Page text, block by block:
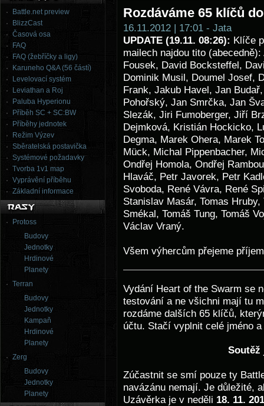
Battle.net preview
BlizzCast
Časová osa
FAQ
FAQ (žebříčky a ligy)
Karuneho Q&A (56 částí)
Levelovací systém
Leviathan a Roj
Paluba Hyperionu
Příběh SC + SC:BW
Příběhy jednotek
Režim Výzev
Sběratelská postavička
Systémové požadavky
Tvorba 1v1 map
Vyprávění příběhu
Základní informace
Protoss
Budovy
Jednotky
Hrdinové
Planety
Terran
Budovy
Jednotky
Kampaň
Hrdinové
Planety
Zerg
Budovy
Jednotky
Planety
Rozdáváme 65 klíčů
16.11.2012 | 17:01 - Jata
UPDATE (19.11. 08:26): Klíče
mailech najdou tito
Fousek, David Bocksteffel,
Dominik Musil, Doumel Josef,
Frank, Jakub Havel, Jan
Pohořský, Jan Smrčka, Jan
Slezák, Jiri Fumoberger, Jiří
Dejmková, Kristián Hockicko,
Degma, Marek Ohera, Marek
Mück, Michal Pippenbacher,
Ondřej Homola, Ondřej
Hlaváč, Petr Javorek, Petr
Svoboda, René Vávra, René
Stanislav Masár, Tomas
Smékal, Tomáš Tung, Tomáš
Václav Vraný.
Všem výhercům přejeme
Vydání Heart of the Swarm se
testování a ne všichni mají tu
rozdáme dalších 65 klíčů,
účtu. Stačí vyplnit celé jméno
Soutěž
Zúčastnit se smí pouze ty
navázánu nemají. Je důležité,
Uzávěrka je v neděli 18. 11.